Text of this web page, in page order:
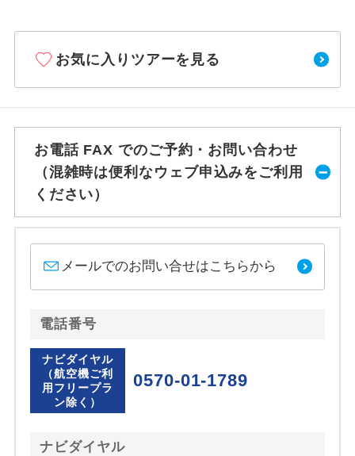
お気に入りツアーを見る
お電話 FAX でのご予約・お問い合わせ
（混雑時は便利なウェブ申込みをご利用
ください）
メールでのお問い合せはこちらから
電話番号
ナビダイヤル
（航空機ご利
用フリープラ
ン除く）
0570-01-1789
ナビダイヤル